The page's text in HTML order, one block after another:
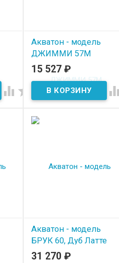
 
Акватон - модель
ДЖИММИ 57М
В наличии
15 527₽

Акватон - модель
БРУК 60, Дуб Латте
31 270₽